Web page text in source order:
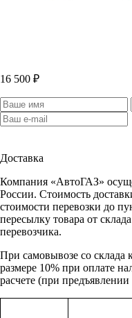
16 500 ₽
Доставка
Компания «АвтоГАЗ»
России. Стоимость
стоимости перевозки до
пересылку товара от
перевозчика.
При самовывозе со склада
размере 10% при оплате
расчете (при